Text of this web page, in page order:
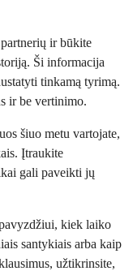
ir būkite
Ši informacija
tinkamą tyrimą.
ir be vertinimo.
šiuo metu vartojate,
Įtraukite
gali paveikti jų
kiek laiko
santykiais arba kaip
užtikrinsite,